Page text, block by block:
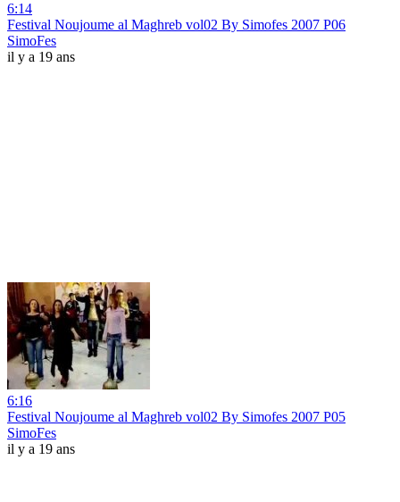
6:14
Festival Noujoume al Maghreb vol02 By Simofes 2007 P06
SimoFes
il y a 19 ans
6:16
Festival Noujoume al Maghreb vol02 By Simofes 2007 P05
SimoFes
il y a 19 ans